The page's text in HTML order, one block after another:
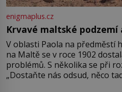
enigmaplus.cz
Krvavé maltské
V oblasti Paola na předměstí
na Maltě se v roce 1902
problémů. S několika se při
„Dostaňte nás odsud, něco